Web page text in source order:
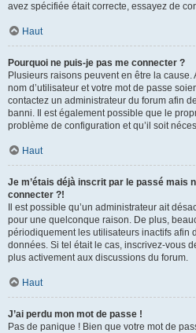
avez spécifiée était correcte, essayez de
Haut
Pourquoi ne puis-je pas me connecter ?
Plusieurs raisons peuvent en être la
nom d’utilisateur et votre mot de passe
contactez un administrateur du forum afin
banni. Il est également possible que le
problème de configuration et qu’il soit
Haut
Je m’étais déjà inscrit par le passé mais
connecter ?!
Il est possible qu’un administrateur ait
pour une quelconque raison. De plus,
périodiquement les utilisateurs inactifs afin
données. Si tel était le cas, inscrivez-vous
plus activement aux discussions du forum.
Haut
J’ai perdu mon mot de passe !
Pas de panique ! Bien que votre mot de